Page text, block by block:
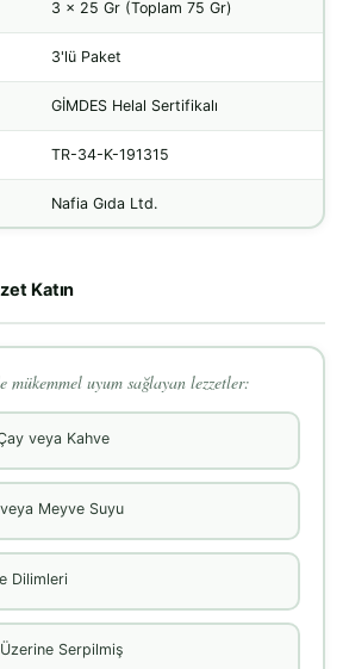
3 x 25 Gr (Toplam 75 Gr)
3'lü Paket
GİMDES Helal Sertifikalı
TR-34-K-191315
Nafia Gıda Ltd.
Katın
uyum sağlayan lezzetler:
veya Kahve
Meyve Suyu
Dilimleri
Serpilmiş